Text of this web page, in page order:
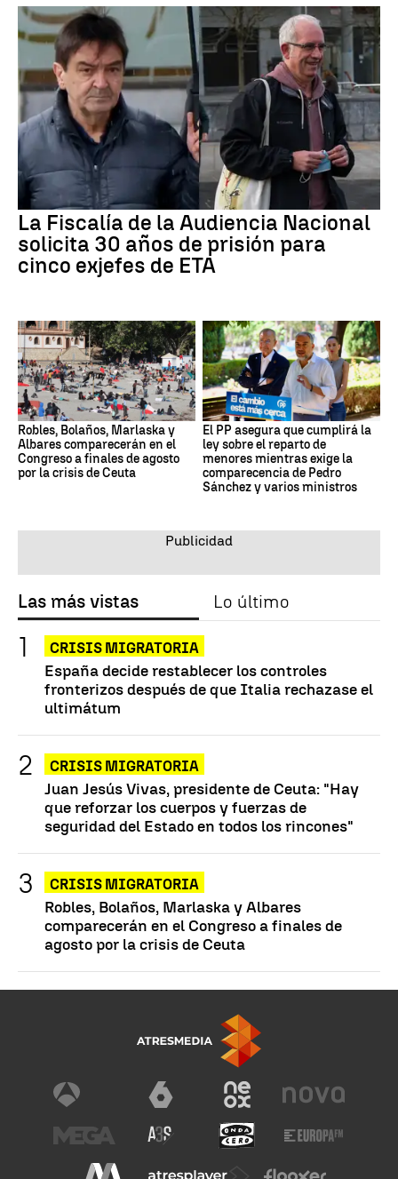
La Fiscalía de la Audiencia Nacional
solicita 30 años de prisión para
cinco exjefes de ETA
Robles, Bolaños, Marlaska y
Albares comparecerán en el
Congreso a finales de agosto
por la crisis de Ceuta
El PP asegura que cumplirá la
ley sobre el reparto de
menores mientras exige la
comparecencia de Pedro
Sánchez y varios ministros
Las más vistas Lo último
CRISIS MIGRATORIA
España decide restablecer los controles
fronterizos después de que Italia rechazase el
ultimátum
CRISIS MIGRATORIA
Juan Jesús Vivas, presidente de Ceuta: "Hay
que reforzar los cuerpos y fuerzas de
seguridad del Estado en todos los rincones"
CRISIS MIGRATORIA
Robles, Bolaños, Marlaska y Albares
comparecerán en el Congreso a finales de
agosto por la crisis de Ceuta